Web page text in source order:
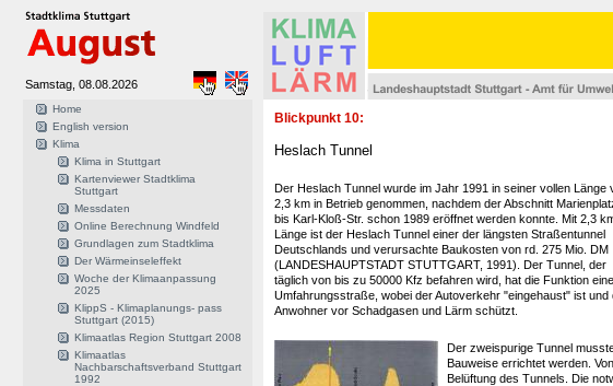
Samstag, 08.08.2026
Home
English version
Klima
Klima in Stuttgart
Kartenviewer Stadtklima
Stuttgart
Messdaten
Online Berechnung Windfeld
Grundlagen zum Stadtklima
Der Wärmeinseleffekt
Woche der Klimaanpassung
2025
KlippS - Klimaplanungs- pass
Stuttgart (2015)
Klimaatlas Region Stuttgart 2008
Klimaatlas
Nachbarschaftsverband Stuttgart
1992
Blickpunkt 10:
Heslach Tunnel
Der Heslach Tunnel wurde im Jahr 1991 in seiner vollen Länge
2,3 km in Betrieb genommen, nachdem der Abschnitt
bis Karl-Kloß-Str. schon 1989 eröffnet werden konnte. Mit 2,3
Länge ist der Heslach Tunnel einer der längsten Straßentunnel
Deutschlands und verursachte Baukosten von rd. 275 Mio. DM
(LANDESHAUPTSTADT STUTTGART, 1991). Der Tunnel, der
täglich von bis zu 50000 Kfz befahren wird, hat die Funktion
Umfahrungsstraße, wobei der Autoverkehr "eingehaust" ist und
Anwohner vor Schadgasen und Lärm schützt.
Der zweispurige Tunnel
Bauweise errichtet werden.
Belüftung des Tunnels. Die